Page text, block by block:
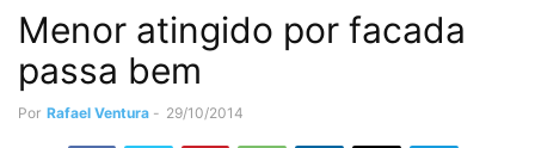
Menor atingido por facada
passa bem
Por Rafael Ventura - 29/10/2014